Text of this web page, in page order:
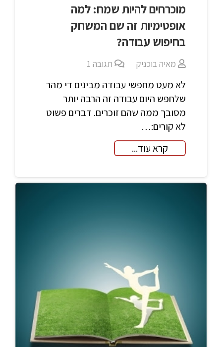
מוכרחים להיות שמח: למה
אופטימיות זה שם המשחק
בחיפוש עבודה?
מאיה בוכניק תגובה1
לא מעט מחפשי עבודה מבינים די מהר
שלחפש היום עבודה זה הרבה יותר
מסובך ממה שהם זוכרים. דברים פשוט
לא קורים:…
קרא עוד...